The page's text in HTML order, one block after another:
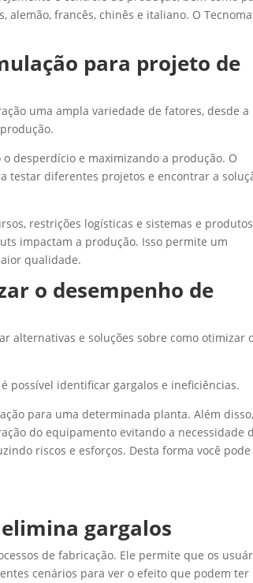
alemão, francês, chinês e italiano. O
para projeto de
uma ampla variedade de fatores, desde a
desperdício e maximizando a produção. O
testar diferentes projetos e encontrar a
restrições logísticas e sistemas e produtos
impactam a produção. Isso permite um
qualidade.
o desempenho de
alternativas e soluções sobre como otimizar
possível identificar gargalos e ineficiências.
para uma determinada planta. Além
do equipamento evitando a necessidade
riscos e esforços. Desta forma você pode
gargalos
de fabricação. Ele permite que os
cenários para ver o efeito que podem ter